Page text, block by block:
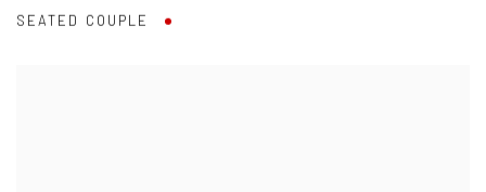
SEATED COUPLE